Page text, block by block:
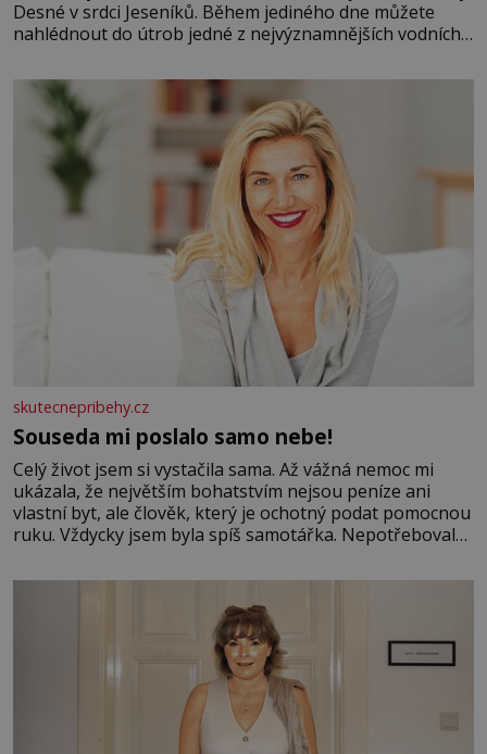
Desné v srdci Jeseníků. Během jediného dne můžete
nahlédnout do útrob jedné z nejvýznamnějších vodních
se na koloběžce a den zakončit poznáváním památek ve
Velkých Losinách nebo v termálním
skutecnepribehy.cz
Souseda mi poslalo samo nebe!
Celý život jsem si vystačila sama. Až vážná nemoc mi
ukázala, že největším bohatstvím nejsou peníze ani
vlastní byt, ale člověk, který je ochotný podat pomocnou
ruku. Vždycky jsem byla spíš samotářka. Nepotřebovala
mi knihy, práce a hlavně klid. Hned po studiích jsem